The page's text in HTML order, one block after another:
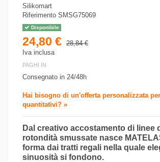
Silikomart
Riferimento SMSG75069
Disponibile
24,80 € 28,84 €
Iva inclusa
PAGHI IN
Consegnato in 24/48h
Hai bisogno di un'offerta personalizzata
quantitativi? »
Dal creativo accostamento di linee
rotondità smussate nasce
forma dai tratti regali nella quale
sinuosità si fondono.